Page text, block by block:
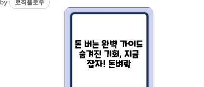
by 로직플로우